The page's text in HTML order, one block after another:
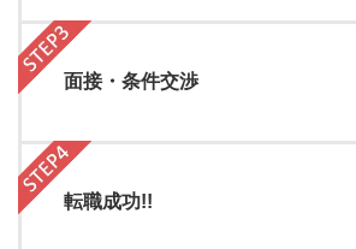
面接・条件交渉
転職成功!!